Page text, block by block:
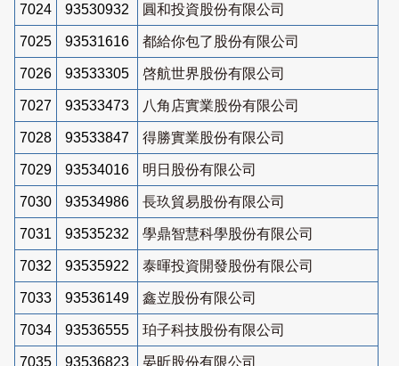
7024 93530932 圓和投資股份有限公司
7025 93531616 都給你包了股份有限公司
7026 93533305 啓航世界股份有限公司
7027 93533473 八角店實業股份有限公司
7028 93533847 得勝實業股份有限公司
7029 93534016 明日股份有限公司
7030 93534986 長玖貿易股份有限公司
7031 93535232 學鼎智慧科學股份有限公司
7032 93535922 泰暉投資開發股份有限公司
7033 93536149 鑫岦股份有限公司
7034 93536555 珀子科技股份有限公司
7035 93536823 晏昕股份有限公司